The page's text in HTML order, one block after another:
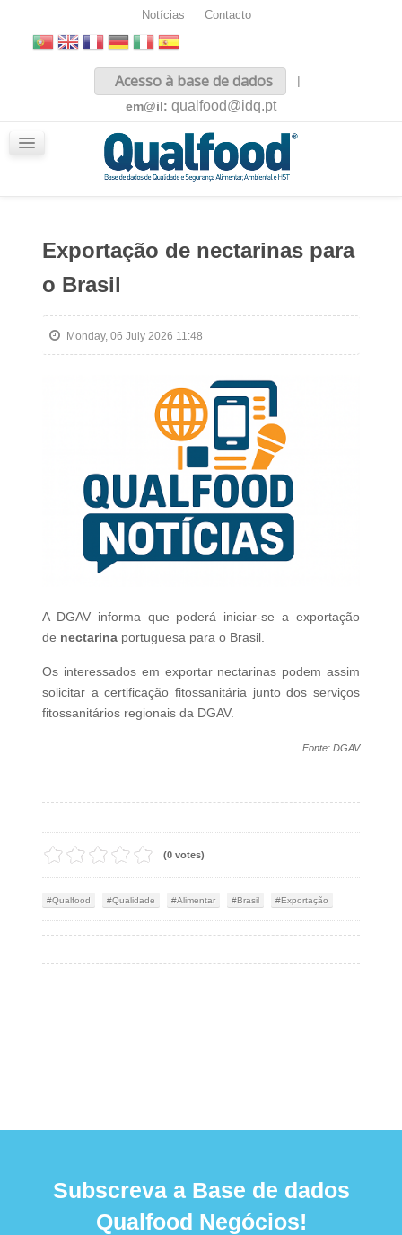
Notícias Contacto
Acesso à base de dados
|
em@il: qualfood@idq.pt
Exportação de nectarinas para
o Brasil
Monday, 06 July 2026 11:48
A DGAV informa que poderá iniciar-se a exportação
de nectarinaportuguesa para o Brasil.
Os interessados em exportar nectarinas podem assim
solicitar a certificação fitossanitária junto dos serviços
fitossanitários regionais da DGAV.
Fonte: DGAV
(0 votes)
Qualfood Qualidade Alimentar Brasil Exportação
Subscreva a Base de dados
Qualfood Negócios!